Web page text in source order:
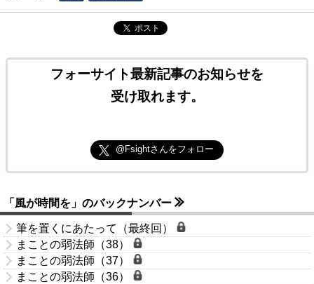
ポスト
フォーサイト最新記事のお知らせを
受け取れます。
@Fsightさんをフォロー
「風が時間を」のバックナンバー
筆を置くにあたって（最終回）
まことの弱法師（38）
まことの弱法師（37）
まことの弱法師（36）